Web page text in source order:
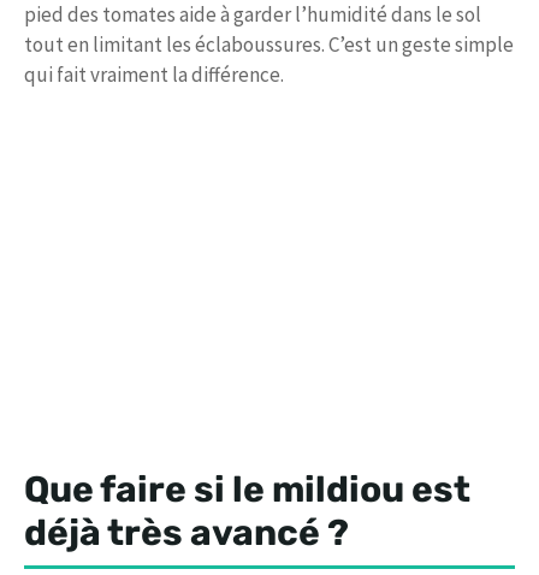
pied des tomates aide à garder l’humidité dans le sol
tout en limitant les éclaboussures. C’est un geste simple
qui fait vraiment la différence.
Que faire si le mildiou est
déjà très avancé ?